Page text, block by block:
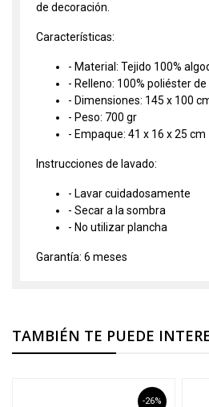
de decoración.
Características:
- Material: Tejido 100%
- Relleno: 100% poliéster
- Dimensiones: 145 x 100
- Peso: 700 gr
- Empaque: 41 x 16 x 25 cm
Instrucciones de lavado:
- Lavar cuidadosamente
- Secar a la sombra
- No utilizar plancha
Garantía: 6 meses
TAMBIÉN TE PUEDE
-26%